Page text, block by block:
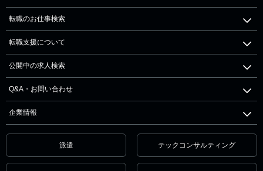
転職のお仕事検索
転職支援について
公開中の求人検索
Q&A・お問い合わせ
企業情報
派遣 テックコンサルティング